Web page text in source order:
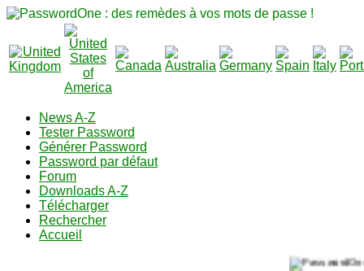
News A-Z
Tester Password
Générer Password
Password par défaut
Forum
Downloads A-Z
Télécharger
Rechercher
Accueil